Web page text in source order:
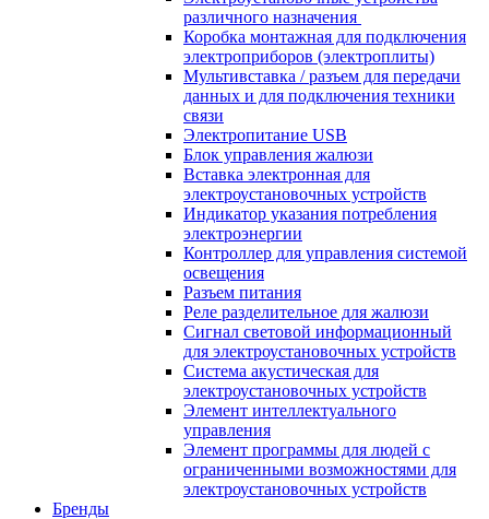
различного назначения
Коробка монтажная для подключения
электроприборов (электроплиты)
Мультивставка / разъем для передачи
данных и для подключения техники
связи
Электропитание USB
Блок управления жалюзи
Вставка электронная для
электроустановочных устройств
Индикатор указания потребления
электроэнергии
Контроллер для управления системой
освещения
Разъем питания
Реле разделительное для жалюзи
Сигнал световой информационный
для электроустановочных устройств
Система акустическая для
электроустановочных устройств
Элемент интеллектуального
управления
Элемент программы для людей с
ограниченными возможностями для
электроустановочных устройств
Бренды